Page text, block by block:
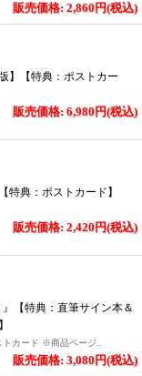
販売価格: 2,860円(税込)
】【特典：ポストカー
販売価格: 6,980円(税込)
特典：ポストカード】
販売価格: 2,420円(税込)
【特典：直筆サイン本＆
カード ※商品ページ..
販売価格: 3,080円(税込)